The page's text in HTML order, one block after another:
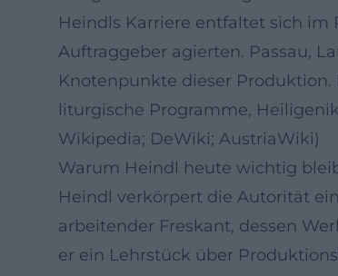
Heindls Karriere entfaltet sich im
Auftraggeber agierten. Passau,
Knotenpunkte dieser
liturgische Programme,
Wikipedia; DeWiki; AustriaWiki)
Warum Heindl heute wichtig
Heindl verkörpert die Autorität
arbeitender Freskant, dessen
er ein Lehrstück über